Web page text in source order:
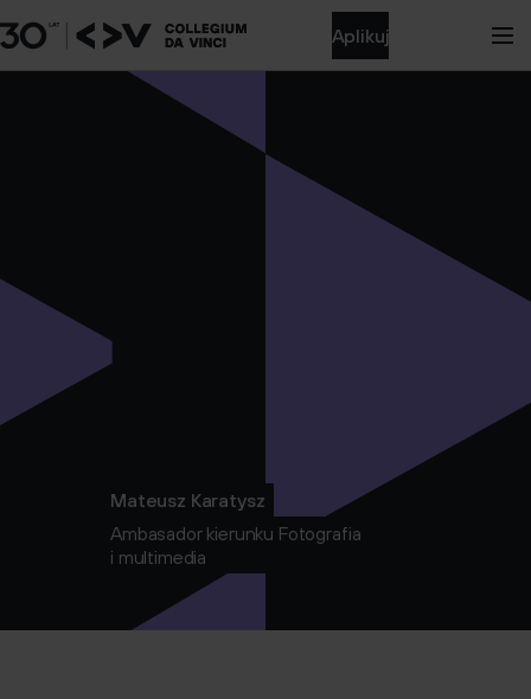
Aplikuj
Mateusz Karatysz
Ambasador kierunku Fotografia
i multimedia